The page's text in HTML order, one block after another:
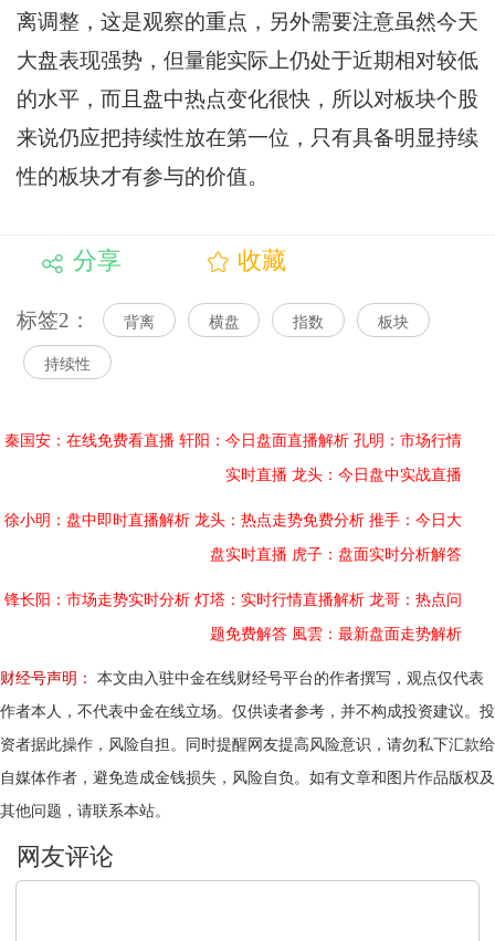
离调整，这是观察的重点，另外需要注意虽然今天
大盘表现强势，但量能实际上仍处于近期相对较低
的水平，而且盘中热点变化很快，所以对板块个股
来说仍应把持续性放在第一位，只有具备明显持续
性的板块才有参与的价值。
分享 收藏
标签2： 背离 横盘 指数 板块
持续性
秦国安：在线免费看直播 轩阳：今日盘面直播解析 孔明：市场行情
实时直播 龙头：今日盘中实战直播
徐小明：盘中即时直播解析 龙头：热点走势免费分析 推手：今日大
盘实时直播 虎子：盘面实时分析解答
锋长阳：市场走势实时分析 灯塔：实时行情直播解析 龙哥：热点问
题免费解答 風雲：最新盘面走势解析
财经号声明：
本文由入驻中金在线财经号平台的作者撰写，观点仅代表
作者本人，不代表中金在线立场。仅供读者参考，并不构成投资建议。投
资者据此操作，风险自担。同时提醒网友提高风险意识，请勿私下汇款给
自媒体作者，避免造成金钱损失，风险自负。如有文章和图片作品版权及
其他问题，请联系本站。